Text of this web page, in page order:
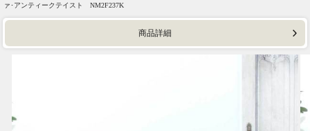
ァ･アンティークテイスト NM2F237K
商品詳細